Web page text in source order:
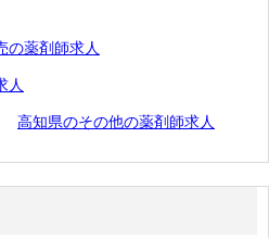
の薬剤師求人
人
高知県のその他の薬剤師求人